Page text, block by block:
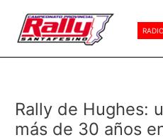
contenido
Rally de Hughes:
más de 30 años